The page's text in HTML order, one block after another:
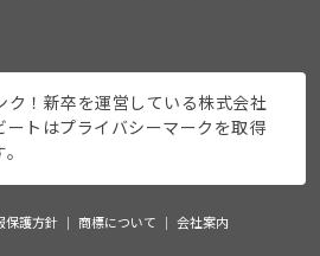
ク！新卒を運営している株式会社
ートはプライバシーマークを取得
保護方針 商標について 会社案内